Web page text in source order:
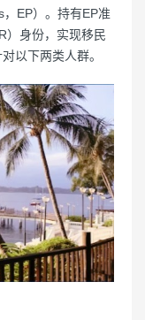
EP）。持有EP准
）身份，实现移民
以下两类人群。